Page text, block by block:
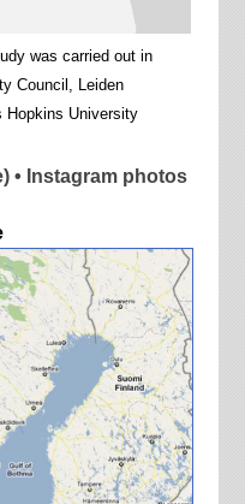
was carried out in
Council, Leiden
Hopkins University
• Instagram photos